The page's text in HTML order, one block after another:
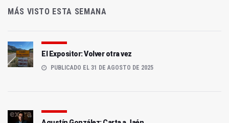
MÁS VISTO ESTA SEMANA
El Expositor: Volver otra vez
PUBLICADO EL 31 DE AGOSTO DE 2025